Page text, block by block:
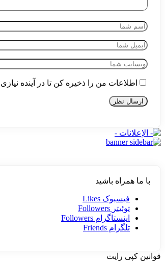
اطلاعات من را ذخیره کن تا در آینده
با ما همراه باشید
فیسبوک Likes
توئیتر Followers
اینستاگرام Followers
تلگرام Friends
قوانین کپی رایت